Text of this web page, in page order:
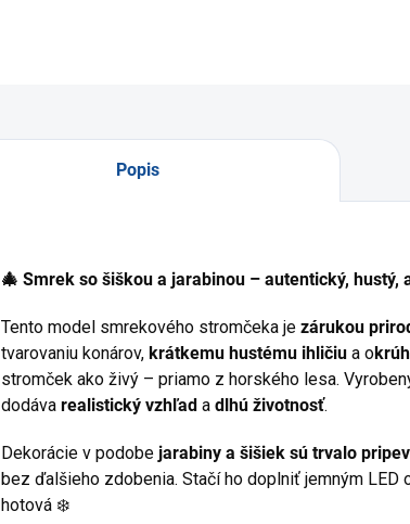
Popis
🎄 Smrek so šiškou a jarabinou – autentický, hustý,
Tento model smrekového stromčeka je zárukou
tvarovaniu konárov, krátkemu hustému ihličiu a o
stromček ako živý – priamo z horského lesa.
dodáva realistický vzhľad a dlhú životnosť.
Dekorácie v podobe jarabiny a šišiek sú trvalo
bez ďalšieho zdobenia. Stačí ho doplniť jemným LED
hotová ❄️